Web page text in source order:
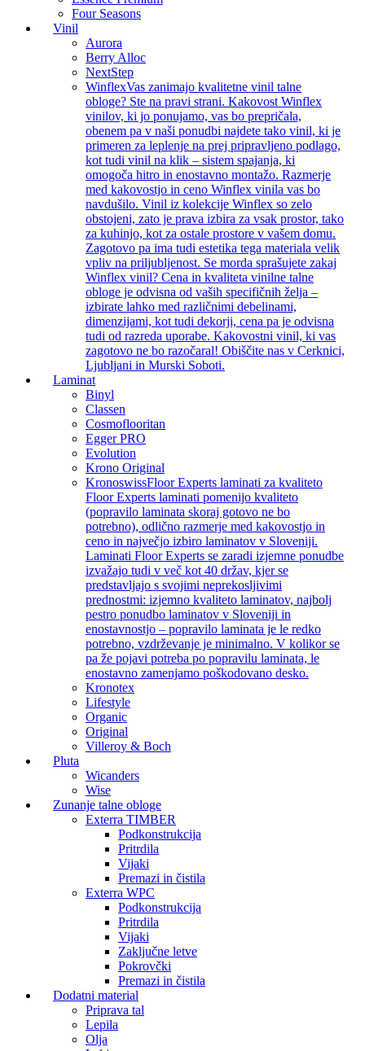
Four Seasons
Vinil
Aurora
Berry Alloc
NextStep
WinflexVas zanimajo kvalitetne vinil talne
obloge? Ste na pravi strani. Kakovost Winflex
vinilov, ki jo ponujamo, vas bo prepričala,
obenem pa v naši ponudbi najdete tako vinil, ki je
primeren za leplenje na prej pripravljeno podlago,
kot tudi vinil na klik – sistem spajanja, ki
omogoča hitro in enostavno montažo. Razmerje
med kakovostjo in ceno Winflex vinila vas bo
navdušilo. Vinil iz kolekcije Winflex so zelo
obstojeni, zato je prava izbira za vsak prostor, tako
za kuhinjo, kot za ostale prostore v vašem domu.
Zagotovo pa ima tudi estetika tega materiala velik
vpliv na priljubljenost. Se morda sprašujete zakaj
Winflex vinil? Cena in kvaliteta vinilne talne
obloge je odvisna od vaših specifičnih želja –
izbirate lahko med različnimi debelinami,
dimenzijami, kot tudi dekorji, cena pa je odvisna
tudi od razreda uporabe. Kakovostni vinil, ki vas
zagotovo ne bo razočaral! Obiščite nas v Cerknici,
Ljubljani in Murski Soboti.
Laminat
Binyl
Classen
Cosmoflooritan
Egger PRO
Evolution
Krono Original
KronoswissFloor Experts laminati za kvaliteto
Floor Experts laminati pomenijo kvaliteto
(popravilo laminata skoraj gotovo ne bo
potrebno), odlično razmerje med kakovostjo in
ceno in največjo izbiro laminatov v Sloveniji.
Laminati Floor Experts se zaradi izjemne ponudbe
izvažajo tudi v več kot 40 držav, kjer se
predstavljajo s svojimi neprekosljivimi
prednostmi: izjemno kvaliteto laminatov, najbolj
pestro ponudbo laminatov v Sloveniji in
enostavnostjo – popravilo laminata je le redko
potrebno, vzdrževanje je minimalno. V kolikor se
pa že pojavi potreba po popravilu laminata, le
enostavno zamenjamo poškodovano desko.
Kronotex
Lifestyle
Organic
Original
Villeroy & Boch
Pluta
Wicanders
Wise
Zunanje talne obloge
Exterra TIMBER
Podkonstrukcija
Pritrdila
Vijaki
Premazi in čistila
Exterra WPC
Podkonstrukcija
Pritrdila
Vijaki
Zaključne letve
Pokrovčki
Premazi in čistila
Dodatni material
Priprava tal
Lepila
Olja